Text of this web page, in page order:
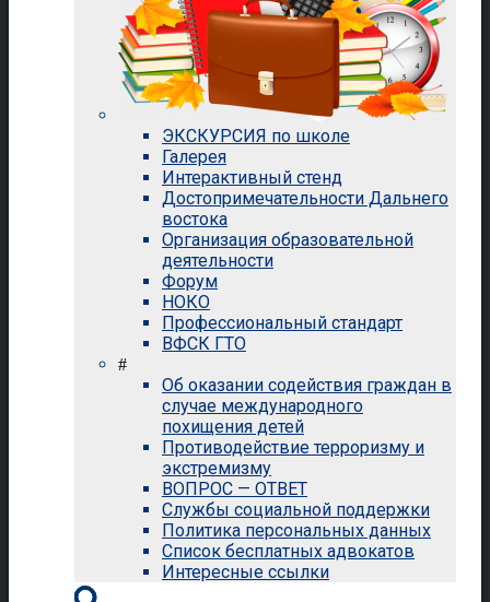
ЭКСКУРСИЯ по школе
Галерея
Интерактивный стенд
Достопримечательности Дальнего
востока
Организация образовательной
деятельности
Форум
НОКО
Профессиональный стандарт
ВФСК ГТО
#
Об оказании содействия граждан в
случае международного
похищения детей
Противодействие терроризму и
экстремизму
ВОПРОС — ОТВЕТ
Службы социальной поддержки
Политика персональных данных
Список бесплатных адвокатов
Интересные ссылки